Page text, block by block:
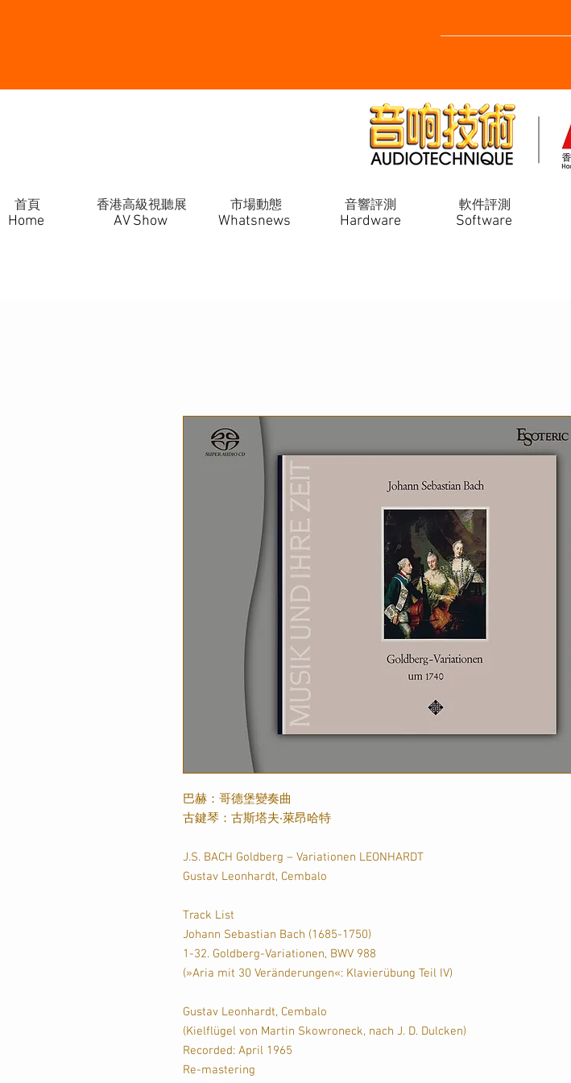
Home
首頁 香港高級視聽展 市場動態 音響評測 軟件評測
AV Show Whatsnews Hardware Software
巴赫：哥德堡變奏曲
古鍵琴：古斯塔夫‧萊昂哈特
J.S. BACH Goldberg – Variationen LEONHARDT
Gustav Leonhardt, Cembalo
Track List
Johann Sebastian Bach (1685-1750)
1-32. Goldberg-Variationen, BWV 988
(»Aria mit 30 Veränderungen«: Klavierübung Teil IV)
Gustav Leonhardt, Cembalo
(Kielflügel von Martin Skowroneck, nach J. D. Dulcken)
Recorded: April 1965
Re-mastering